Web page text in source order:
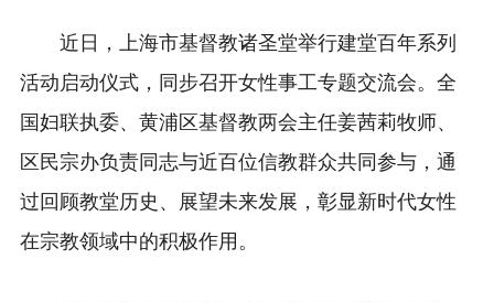
近日，上海市基督教诸圣堂举行建堂百年系列
活动启动仪式，同步召开女性事工专题交流会。全
国妇联执委、黄浦区基督教两会主任姜茜莉牧师、
区民宗办负责同志与近百位信教群众共同参与，通
过回顾教堂历史、展望未来发展，彰显新时代女性
在宗教领域中的积极作用。